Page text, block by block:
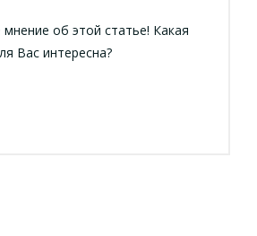
об этой статье! Какая
Вас интересна?